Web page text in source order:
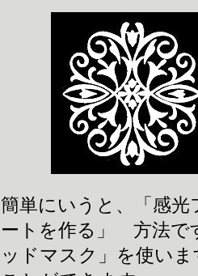
簡単にいうと、「感
ートを作る」 方法で
ッドマスク」を使い